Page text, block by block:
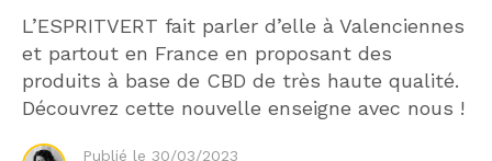
L’ESPRITVERT fait parler d’elle à Valenciennes
et partout en France en proposant des
produits à base de CBD de très haute qualité.
Découvrez cette nouvelle enseigne avec nous !
Publié le 30/03/2023